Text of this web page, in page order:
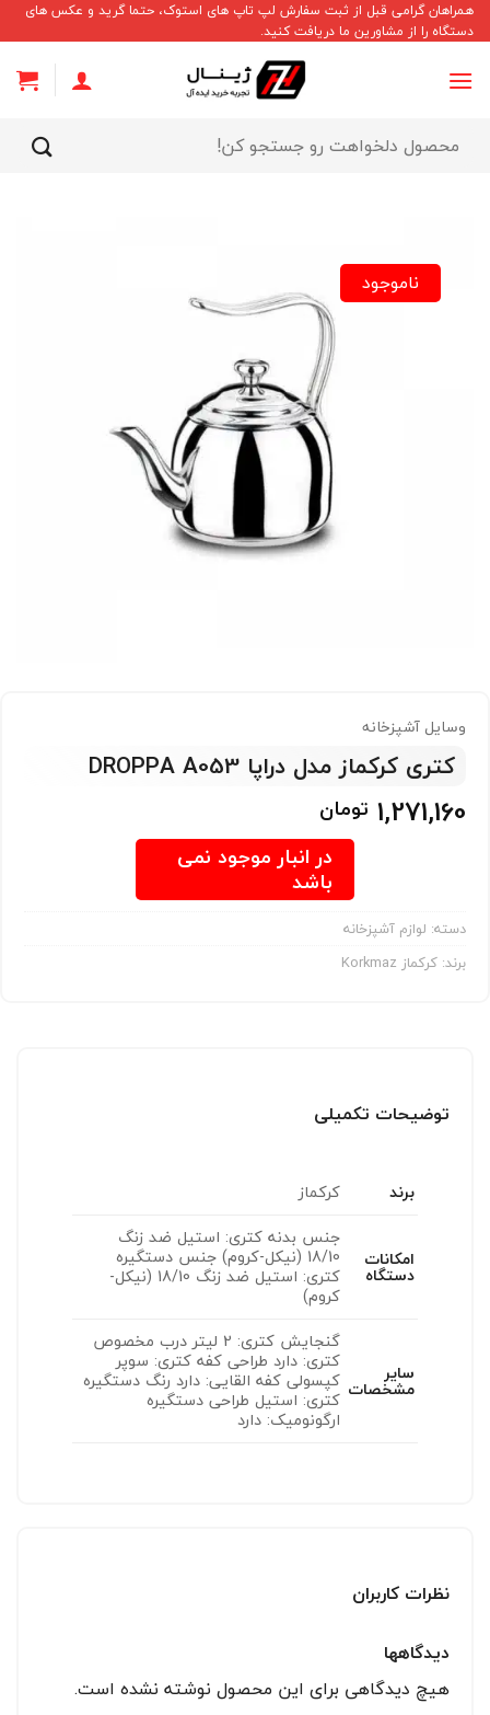
Skip
to
content
همراهان گرامی قبل از ثبت سفارش لپ تاپ های استوک، حتما گرید و عکس های
دستگاه را از مشاورین ما دریافت کنید.
برای:
ناموجود
وسایل آشپزخانه
کتری کرکماز مدل دراپا DROPPA A053
1,271,160 تومان
در انبار موجود نمی
باشد
دسته: لوازم آشپزخانه
برند: کرکماز Korkmaz
توضیحات تکمیلی
برند کرکماز
امکانات
دستگاه
جنس بدنه کتری: استیل ضد زنگ
18/10 (نیکل-کروم) جنس دستگیره
کتری: استیل ضد زنگ 18/10 (نیکل-
کروم)
سایر
مشخصات
گنجایش کتری: 2 لیتر درب مخصوص
کتری: دارد طراحی کفه کتری: سوپر
کپسولی کفه القایی: دارد رنگ دستگیره
کتری: استیل طراحی دستگیره
ارگونومیک: دارد
نظرات کاربران
دیدگاهها
هیچ دیدگاهی برای این محصول نوشته نشده است.